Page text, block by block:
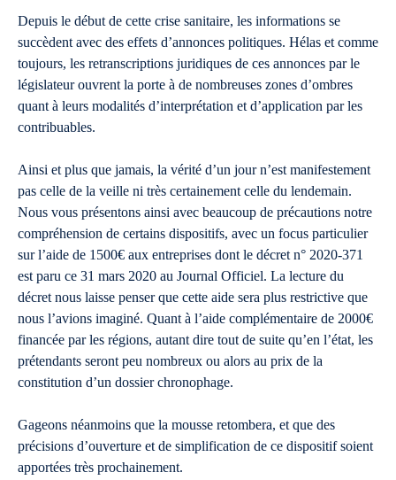
Depuis le début de cette crise sanitaire, les informations se
succèdent avec des effets d’annonces politiques. Hélas et comme
toujours, les retranscriptions juridiques de ces annonces par le
législateur ouvrent la porte à de nombreuses zones d’ombres
quant à leurs modalités d’interprétation et d’application par les
contribuables.
Ainsi et plus que jamais, la vérité d’un jour n’est manifestement
pas celle de la veille ni très certainement celle du lendemain.
Nous vous présentons ainsi avec beaucoup de précautions notre
compréhension de certains dispositifs, avec un focus particulier
sur l’aide de 1500€ aux entreprises dont le décret n° 2020-371
est paru ce 31 mars 2020 au Journal Officiel. La lecture du
décret nous laisse penser que cette aide sera plus restrictive que
nous l’avions imaginé. Quant à l’aide complémentaire de 2000€
financée par les régions, autant dire tout de suite qu’en l’état, les
prétendants seront peu nombreux ou alors au prix de la
constitution d’un dossier chronophage.
Gageons néanmoins que la mousse retombera, et que des
précisions d’ouverture et de simplification de ce dispositif soient
apportées très prochainement.